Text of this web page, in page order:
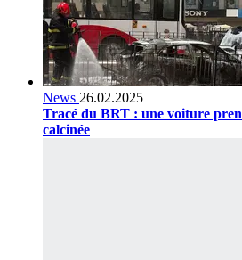
News 26.02.2025
Tracé du BRT : une voiture
calcinée